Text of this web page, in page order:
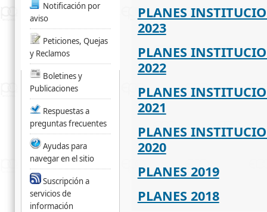
PLANES
2023
PLANES
2022
PLANES
2021
PLANES
2020
PLANES 2019
PLANES 2018
Notificación por
aviso
Peticiones, Quejas
y Reclamos
Boletines y
Publicaciones
Respuestas a
preguntas frecuentes
Ayudas para
navegar en el sitio
Suscripción a
servicios de
información